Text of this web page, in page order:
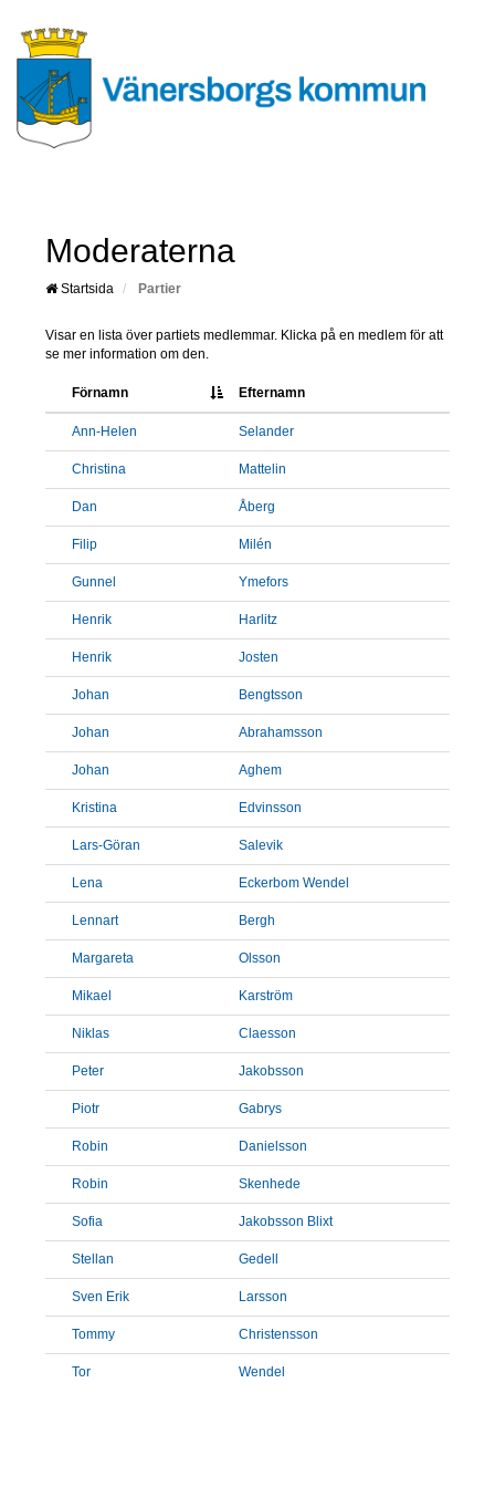
Moderaterna
Startsida Partier
Visar en lista över partiets medlemmar. Klicka på en medlem för att
se mer information om den.
Förnamn Efternamn
Ann-Helen Selander
Christina Mattelin
Dan Åberg
Filip Milén
Gunnel Ymefors
Henrik Harlitz
Henrik Josten
Johan Bengtsson
Johan Abrahamsson
Johan Aghem
Kristina Edvinsson
Lars-Göran Salevik
Lena Eckerbom Wendel
Lennart Bergh
Margareta Olsson
Mikael Karström
Niklas Claesson
Peter Jakobsson
Piotr Gabrys
Robin Danielsson
Robin Skenhede
Sofia Jakobsson Blixt
Stellan Gedell
Sven Erik Larsson
Tommy Christensson
Tor Wendel